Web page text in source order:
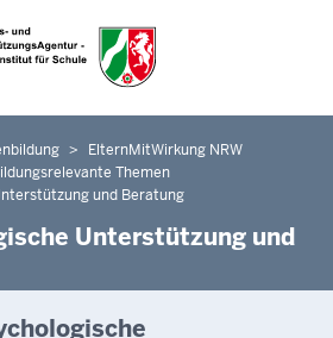
zum Inhalt
Hauptmenü
ElternMitWirkung NRW
Themen
und Beratung
Unterstützung und